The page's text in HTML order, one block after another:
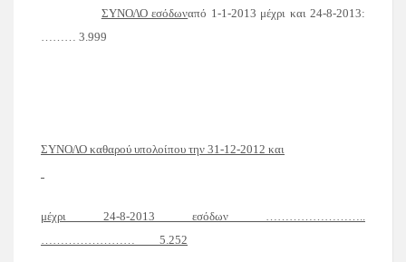
ΣΥΝΟΛΟ εσόδωναπό 1-1-2013 μέχρι και24-8-2013:
……… 3.999
ΣΥΝΟΛΟ καθαρού υπολοίπου την 31-12-2012 και
μέχρι 24-8-2013 εσόδων ……………………..
……………………
5.252